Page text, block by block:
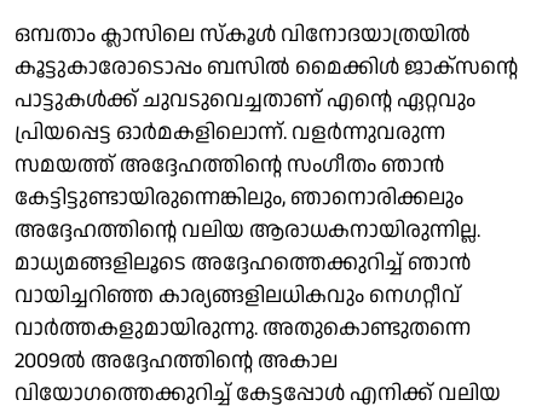
ഒമ്പതാം ക്ലാസിലെ സ്‌കൂള്‍ വിനോദയാത്രയില്‍
കൂട്ടുകാരോടൊപ്പം ബസില്‍ മൈക്കിള്‍ ജാക്സന്റെ
പാട്ടുകള്‍ക്ക് ചുവടുവെച്ചതാണ് എന്റെ ഏറ്റവും
പ്രിയപ്പെട്ട ഓര്‍മകളിലൊന്ന്. വളര്‍ന്നുവരുന്ന
സമയത്ത് അദ്ദേഹത്തിന്റെ സംഗീതം ഞാന്‍
കേട്ടിട്ടുണ്ടായിരുന്നെങ്കിലും, ഞാനൊരിക്കലും
അദ്ദേഹത്തിന്റെ വലിയ ആരാധകനായിരുന്നില്ല.
മാധ്യമങ്ങളിലൂടെ അദ്ദേഹത്തെക്കുറിച്ച് ഞാന്‍
വായിച്ചറിഞ്ഞ കാര്യങ്ങളിലധികവും നെഗറ്റീവ്
വാര്‍ത്തകളുമായിരുന്നു. അതുകൊണ്ടുതന്നെ
2009ല്‍ അദ്ദേഹത്തിന്റെ അകാല
വിയോഗത്തെക്കുറിച്ച് കേട്ടപ്പോള്‍ എനിക്ക് വലിയ